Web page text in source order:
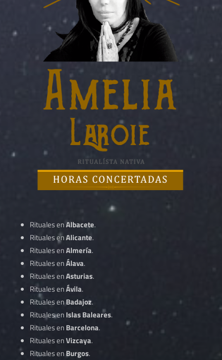
Rituales enAlbacete.
Rituales enAlicante.
Rituales enAlmería.
Rituales enÁlava.
Rituales enAsturias.
Rituales enÁvila.
Rituales en Badajoz.
Rituales en Islas Baleares.
Rituales en Barcelona.
Rituales enVizcaya.
Rituales en Burgos.